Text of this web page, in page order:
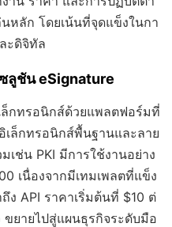
หลัก โดยเน้นที่จุดแข็งในกา
ะดิจิทัล
ลูชัน eSignature
ล็กทรอนิกส์ด้วยแพลตฟอร์มที่
เล็กทรอนิกส์พื้นฐานและลาย
เช่น PKI มีการใช้งานอย่าง
เนื่องจากมีเทมเพลตที่แข็ง
ง API ราคาเริ่มต้นที่ $10 ต่
ยายไปสู่แผนธุรกิจระดับมือ